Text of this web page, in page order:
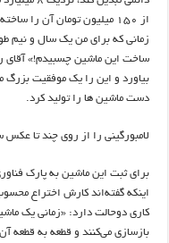
از ۱۵۰ میلیون تومان آن
زمانی که برای من یک سال و نیم
ساخت این ماشین چسبیدم!» آقای
بیاورد و این را یک موفقیت بزرگ
دست ماشین ها را تولید کرد.
لامبورگینی را از روی چند تا عکس
برای ثبت این ماشین به پارک
اینکه گفته‌اند کارش اختراع
کاری دوحالت دارد: «زمانی یک
بازسازی می‌کنند و قطعه به قطعه